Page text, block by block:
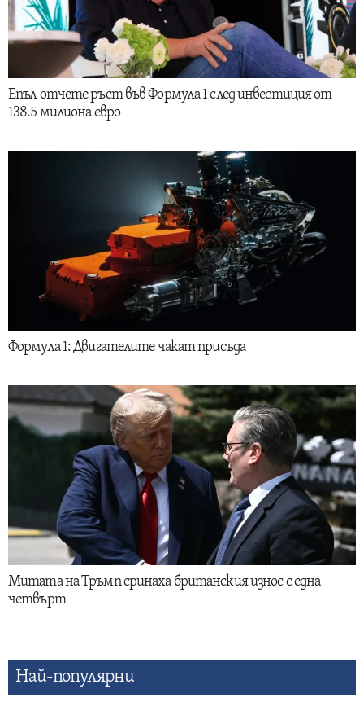
Епъл отчете ръст във Формула 1 след инвестиция от
138.5 милиона евро
Формула 1: Двигателите чакат присъда
Митата на Тръмп сринаха британския износ с една
четвърт
Най-популярни